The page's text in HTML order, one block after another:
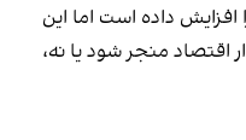
افزایش داده است اما این
اقتصاد منجر شود یا نه،